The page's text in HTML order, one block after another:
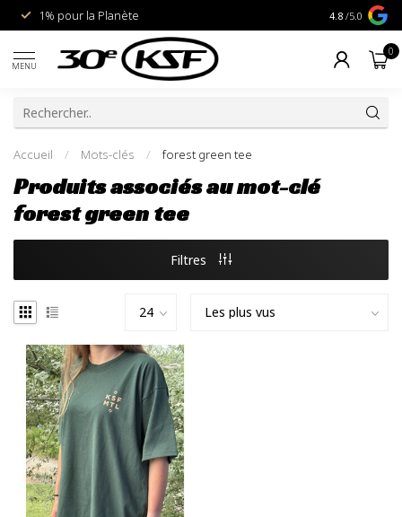
1% pour la Planète Livraison
4.8 /5.0
MENU
0
Accueil / Mots-clés / forest green tee
Produits associés au mot-clé
forest green tee
Filtres